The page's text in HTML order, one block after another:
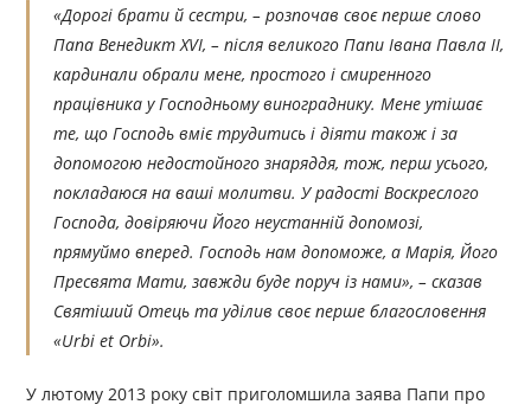
«Дорогі брати й сестри, – розпочав своє перше слово
Папа Венедикт XVI, – після великого Папи Івана Павла ІІ,
кардинали обрали мене, простого і смиренного
працівника у Господньому винограднику. Мене утішає
те, що Господь вміє трудитись і діяти також і за
допомогою недостойного знаряддя, тож, перш усього,
покладаюся на ваші молитви. У радості Воскреслого
Господа, довіряючи Його неустанній допомозі,
прямуймо вперед. Господь нам допоможе, а Марія, Його
Пресвята Мати, завжди буде поруч із нами», – сказав
Святіший Отець та уділив своє перше благословення
«Urbi et Orbi».
У лютому 2013 року світ приголомшила заява Папи про